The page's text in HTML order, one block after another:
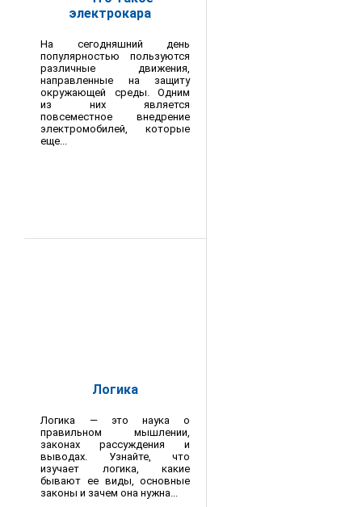
электрокара
На сегодняшний день
популярностью пользуются
различные движения,
направленные на защиту
окружающей среды. Одним
из них является
повсеместное внедрение
электромобилей, которые
еще...
Логика
Логика — это наука о
правильном мышлении,
законах рассуждения и
выводах. Узнайте, что
изучает логика, какие
бывают ее виды, основные
законы и зачем она нужна...